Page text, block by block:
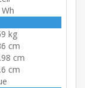
kg
cm
cm
cm